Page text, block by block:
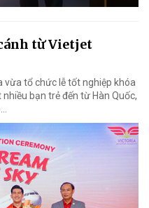
từ Vietjet
vừa tổ chức lễ tốt nghiệp khóa
bạn trẻ đến từ Hàn Quốc,